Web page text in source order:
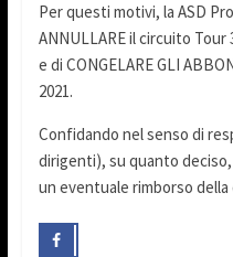
Per questi motivi, la ASD
ANNULLARE il circuito Tour
e di CONGELARE GLI
2021.
Confidando nel senso di
dirigenti), su quanto
un eventuale rimborso